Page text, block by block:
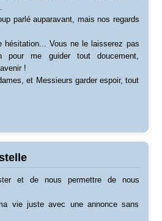
parlé auparavant, mais nos regards
hésitation... Vous ne le laisserez pas
me guider tout doucement,
!
et Messieurs garder espoir, tout
et de nous permettre de nous
vie juste avec une annonce sans